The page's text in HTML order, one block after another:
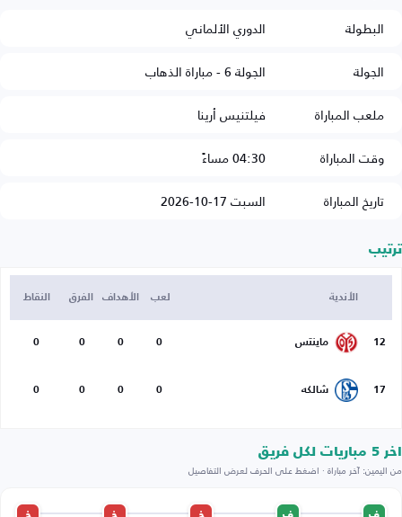
البطولة
الدوري الألماني
الجولة
الجولة 6 - مباراة الذهاب
ملعب المباراة
فيلتنيس أرينا
وقت المباراة
04:30 مساءً
تاريخ المباراة
السبت 17-10-2026
ترتيب
الأندية لعب الأهداف الفرق النقاط
12 ماينتس 0
0
0
0
17 شالكه 0
0
0
0
اخر 5 مباريات لكل فريق
من اليمين: آخر مباراة · اضغط على الحرف لعرض التفاصيل